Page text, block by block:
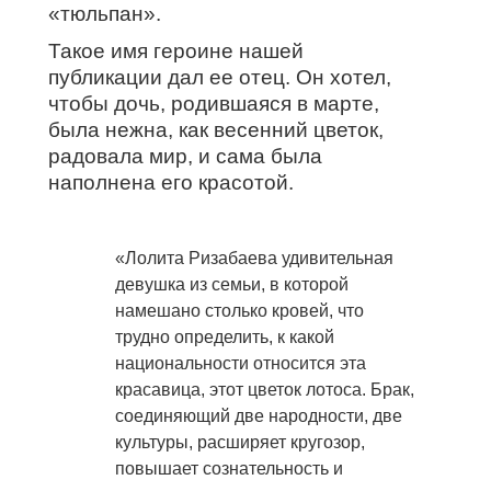
«тюльпан».
Такое имя героине нашей
публикации дал ее отец. Он хотел,
чтобы дочь, родившаяся в марте,
была нежна, как весенний цветок,
радовала мир, и сама была
наполнена его красотой.
«Лолита Ризабаева удивительная
девушка из семьи, в которой
намешано столько кровей, что
трудно определить, к какой
национальности относится эта
красавица, этот цветок лотоса. Брак,
соединяющий две народности, две
культуры, расширяет кругозор,
повышает сознательность и